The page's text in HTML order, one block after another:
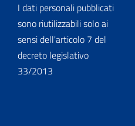
I dati personali pubblicati
sono riutilizzabili solo ai
sensi dell'articolo 7 del
decreto legislativo
33/2013